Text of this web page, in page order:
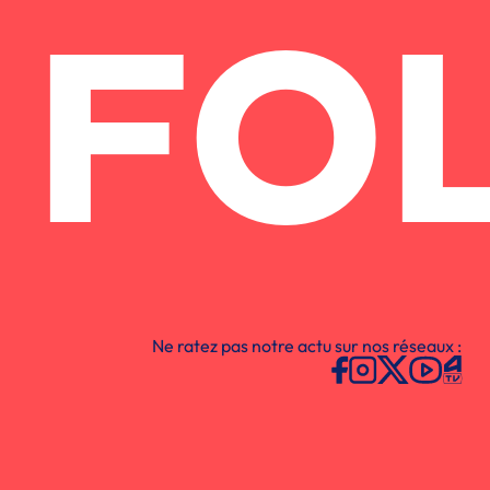
Ne ratez pas notre actu sur nos réseaux :